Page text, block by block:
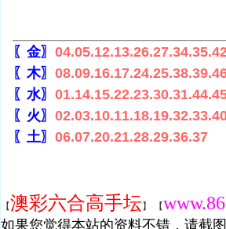
〖金〗
〖木〗
〖水〗
〖火〗
〖土〗 06.07.20.21.28.29.36.37
【澳彩六合高手坛】 【
如果您觉得本站的资料不错，请截